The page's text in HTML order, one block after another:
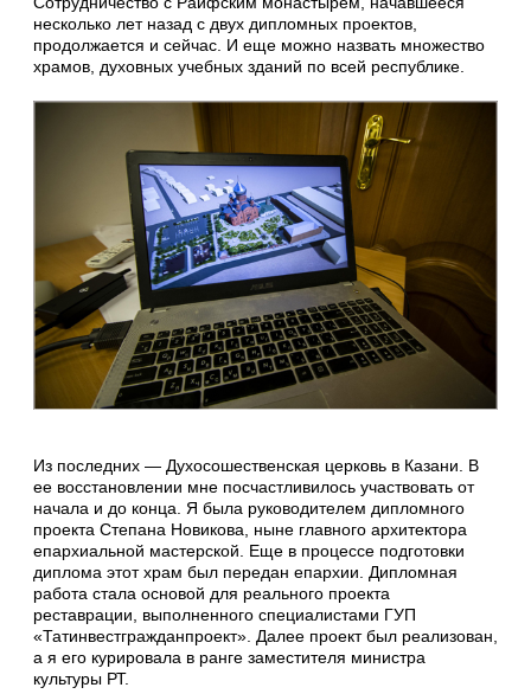
несколько лет назад с двух дипломных проектов,
продолжается и сейчас. И еще можно назвать множество
храмов, духовных учебных зданий по всей республике.
Из последних — Духосошественская церковь в Казани. В
ее восстановлении мне посчастливилось участвовать от
начала и до конца. Я была руководителем дипломного
проекта Степана Новикова, ныне главного архитектора
епархиальной мастерской. Еще в процессе подготовки
диплома этот храм был передан епархии. Дипломная
работа стала основой для реального проекта
реставрации, выполненного специалистами ГУП
«Татинвестгражданпроект». Далее проект был реализован,
а я его курировала в ранге заместителя министра
культуры РТ.